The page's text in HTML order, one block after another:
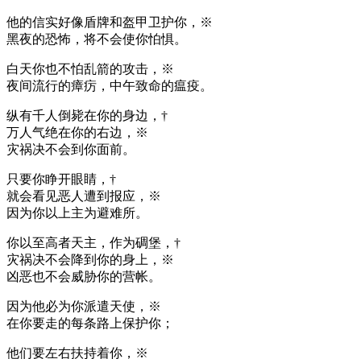
他的信实好像盾牌和盔甲卫护你，※
黑夜的恐怖，将不会使你怕惧。
白天你也不怕乱箭的攻击，※
夜间流行的瘴疠，中午致命的瘟疫。
纵有千人倒毙在你的身边，†
万人气绝在你的右边，※
灾祸决不会到你面前。
只要你睁开眼睛，†
就会看见恶人遭到报应，※
因为你以上主为避难所。
你以至高者天主，作为碉堡，†
灾祸决不会降到你的身上，※
凶恶也不会威胁你的营帐。
因为他必为你派遣天使，※
在你要走的每条路上保护你；
他们要左右扶持着你，※